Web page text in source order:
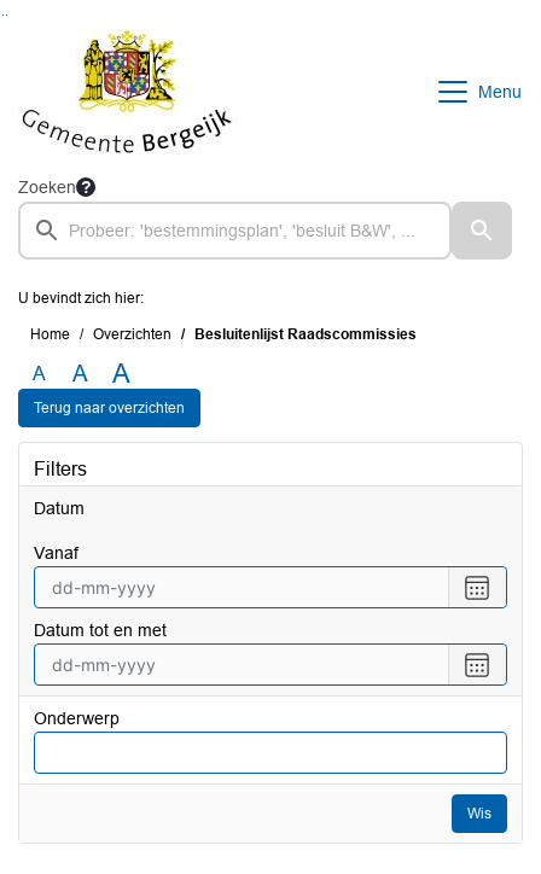
Ga naar de inhoud van deze pagina
Ga naar het zoeken
Menu
Zoeken
U bevindt zich hier:
Home Overzichten Besluitenlijst Raadscommissies
A A A
Terug naar overzichten
Filters
Datum
vanaf
een
vanaf
Datum tot en met
een
tot
met
Onderwerp
Wis